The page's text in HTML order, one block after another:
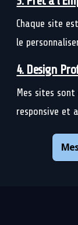
Chaque site
le
4. Design
Mes sites
responsive et